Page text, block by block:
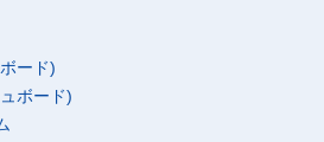
ード)
ボード)